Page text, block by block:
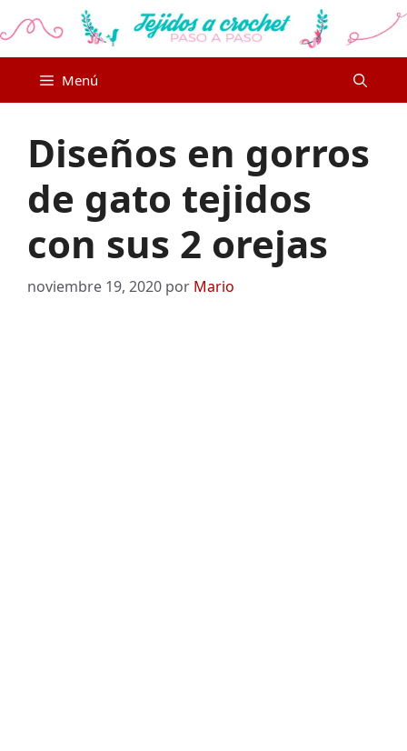
al
Menú
Diseños en gorros
de gato tejidos
con sus 2 orejas
noviembre 19, 2020 por Mario